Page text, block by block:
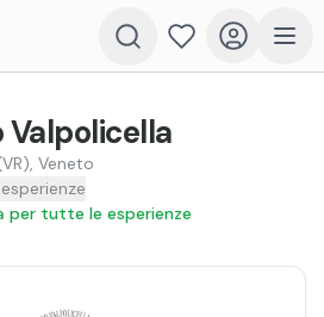
Veneto
esperienze
per tutte le esperienze